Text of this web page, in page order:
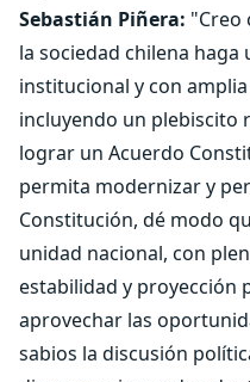
Sebastián Piñera: "Creo
la sociedad chilena
institucional y con
incluyendo un plebiscito
lograr un Acuerdo
permita modernizar y
Constitución, dé modo
unidad nacional, con
estabilidad y proyección
aprovechar las
sabios la discusión